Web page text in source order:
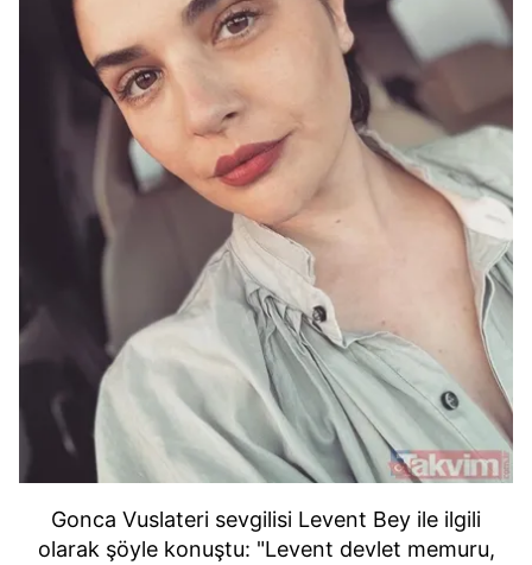
Gonca Vuslateri sevgilisi Levent Bey ile ilgili
olarak şöyle konuştu: "Levent devlet memuru,